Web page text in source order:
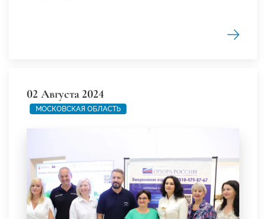
02 Августа 2024
МОСКОВСКАЯ ОБЛАСТЬ